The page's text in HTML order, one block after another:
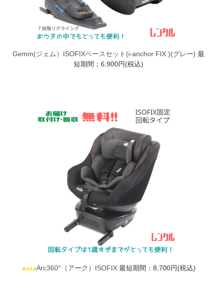
Gemm(ジェム）ISOFIXベースセット(i-anchor FIX )(グレー) 最
短期間：6,900円(税込)
Arc360°（アーク）ISOFIX 最短期間：8,700円(税込)